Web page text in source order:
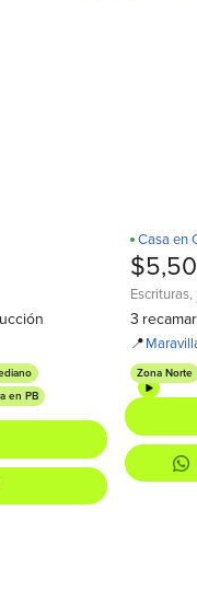
en PB
¡Estrena!
D
Casa en
Escrituras,
3
📍
Zona Norte